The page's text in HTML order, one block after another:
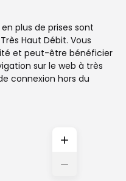
plus de prises sont
Haut Débit. Vous
et peut-être bénéficier
sur le web à très
connexion hors du
+
−